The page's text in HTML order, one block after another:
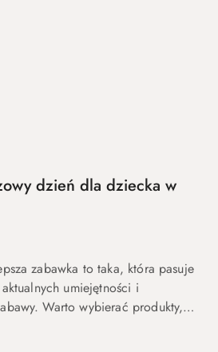
dzień dla dziecka w
zabawka to taka, która pasuje
umiejętności i
Warto wybierać produkty,